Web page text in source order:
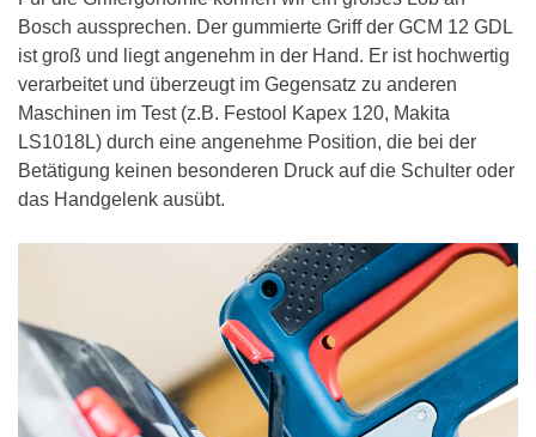
Bosch aussprechen. Der gummierte Griff der GCM 12 GDL
ist groß und liegt angenehm in der Hand. Er ist hochwertig
verarbeitet und überzeugt im Gegensatz zu anderen
Maschinen im Test (z.B. Festool Kapex 120, Makita
LS1018L) durch eine angenehme Position, die bei der
Betätigung keinen besonderen Druck auf die Schulter oder
das Handgelenk ausübt.